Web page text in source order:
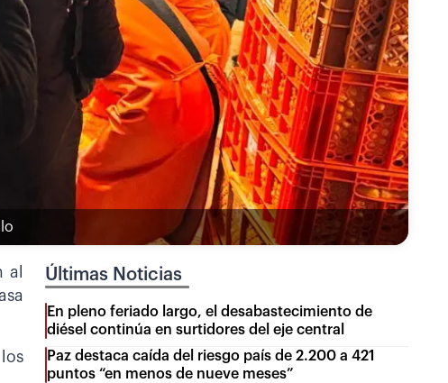
al
Últimas Noticias
En pleno feriado largo, el desabastecimiento de
diésel continúa en surtidores del eje central
Paz destaca caída del riesgo país de 2.200 a 421
puntos “en menos de nueve meses”